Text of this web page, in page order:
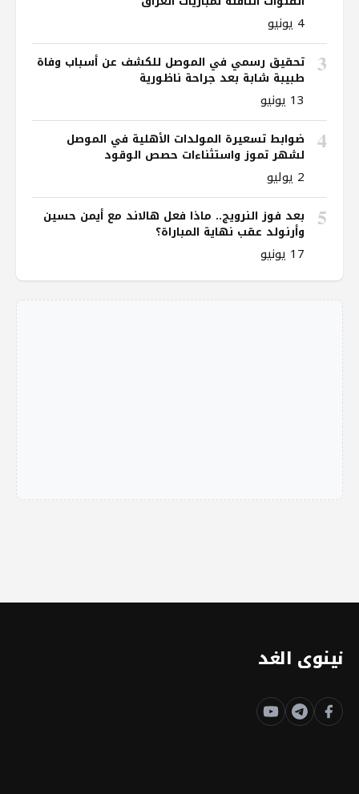
4 يونيو
3 تحقيق رسمي في الموصل للكشف عن أسباب وفاة
طبيبة شابة بعد جراحة ناظورية
13 يونيو
4 ضوابط تسعيرة المولدات الأهلية في الموصل
لشهر تموز واستثناءات حصص الوقود
2 يوليو
5 بعد فوز النرويج.. ماذا فعل هالاند مع أيمن حسين
وأرنولد عقب نهاية المباراة؟
17 يونيو
نينوى الغد